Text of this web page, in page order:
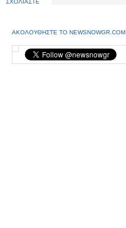
ΣΧΟΛΙΑΣΤΕ
ΑΚΟΛΟΥΘΗΣΤΕ ΤΟ NEWSNOWGR.COM